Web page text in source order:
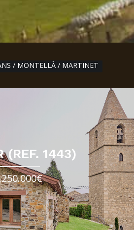
/ MONTELLÀ / MARTINET
(REF. 1443)